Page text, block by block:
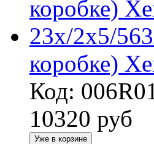
коробке)
Код:
10320 руб
Уже в корзине